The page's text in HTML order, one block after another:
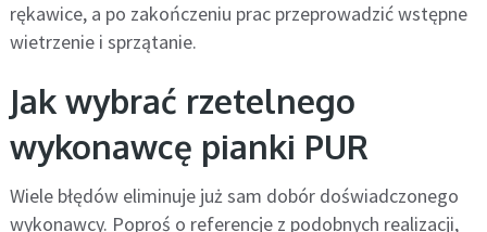
rękawice, a po zakończeniu prac przeprowadzić wstępne
wietrzenie i sprzątanie.
Jak wybrać rzetelnego
wykonawcę pianki PUR
Wiele błędów eliminuje już sam dobór doświadczonego
wykonawcy. Poproś o referencje z podobnych realizacji,